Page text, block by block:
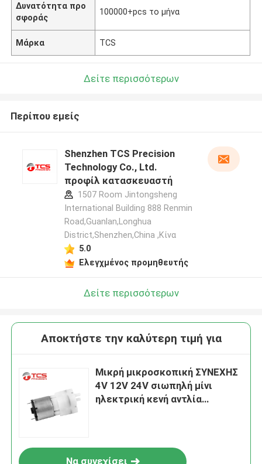
Δυνατότητα προ
σφοράς
100000+pcs το μήνα
Μάρκα TCS
Δείτε περισσότερων
Περίπου εμείς
Shenzhen TCS Precision
Technology Co., Ltd.
προφίλ κατασκευαστή
1507 Room Jintongsheng
International Building 888 Renmin
Road,Guanlan,Longhua
District,Shenzhen,China ,Κίνα
5.0
Ελεγχμένος προμηθευτής
Δείτε περισσότερων
Αποκτήστε την καλύτερη τιμή για
Μικρή μικροσκοπική ΣΥΝΕΧΗΣ
4V 12V 24V σιωπηλή μίνι
ηλεκτρική κενή αντλία
Να συνεχίσει